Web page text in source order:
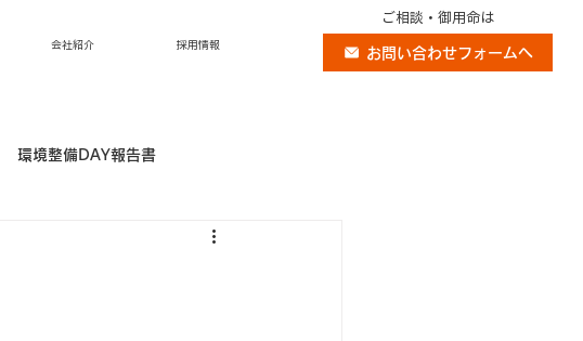
会社紹介 採用情報
ご相談・御用命は
お問い合わせフォームへ
環境整備DAY報告書